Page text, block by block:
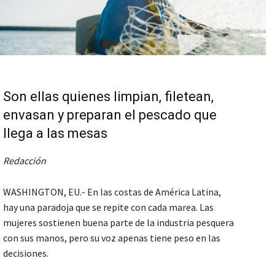
Son ellas quienes limpian, filetean,
envasan y preparan el pescado que
llega a las mesas
Redacción
WASHINGTON, EU.- En las costas de América Latina,
hay una paradoja que se repite con cada marea. Las
mujeres sostienen buena parte de la industria pesquera
con sus manos, pero su voz apenas tiene peso en las
decisiones.